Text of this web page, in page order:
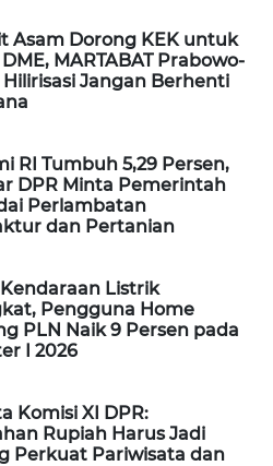
Asam Dorong KEK untuk
MARTABAT Prabowo-
Hilirisasi Jangan Berhenti
RI Tumbuh 5,29 Persen,
DPR Minta Pemerintah
Perlambatan
dan Pertanian
Listrik
Pengguna Home
PLN Naik 9 Persen pada
I 2026
Komisi XI DPR:
Rupiah Harus Jadi
Perkuat Pariwisata dan